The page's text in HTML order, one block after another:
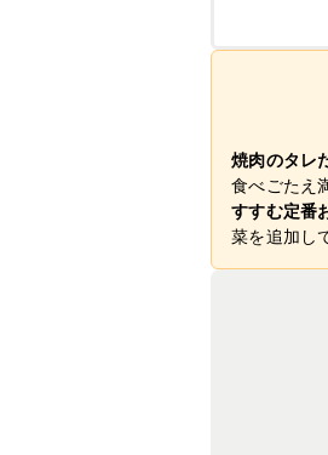
焼肉のタレ
食べごたえ
すすむ定番
菜を追加し